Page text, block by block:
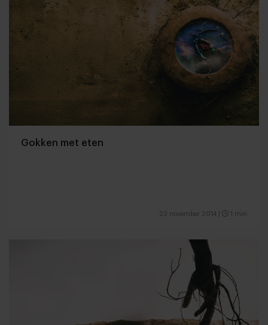
Gokken met eten
23 november 2014 1 min